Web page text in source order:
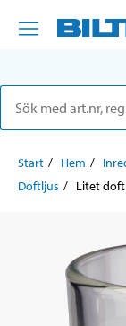
Start Hem
Doftljus
Litet